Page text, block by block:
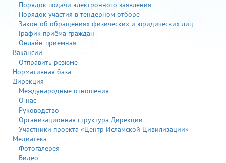
Порядок подачи электронного заявления
Порядок участия в тендерном отборе
Закон об обращениях физических и юридических лиц
График приёма граждан
Онлайн-приемная
Вакансии
Отправить резюме
Нормативная база
Дирекция
Международные отношения
О нас
Руководство
Организационная структура Дирекции
Участники проекта «Центр Исламской Цивилизации»
Медиатека
Фотогалерея
Видео